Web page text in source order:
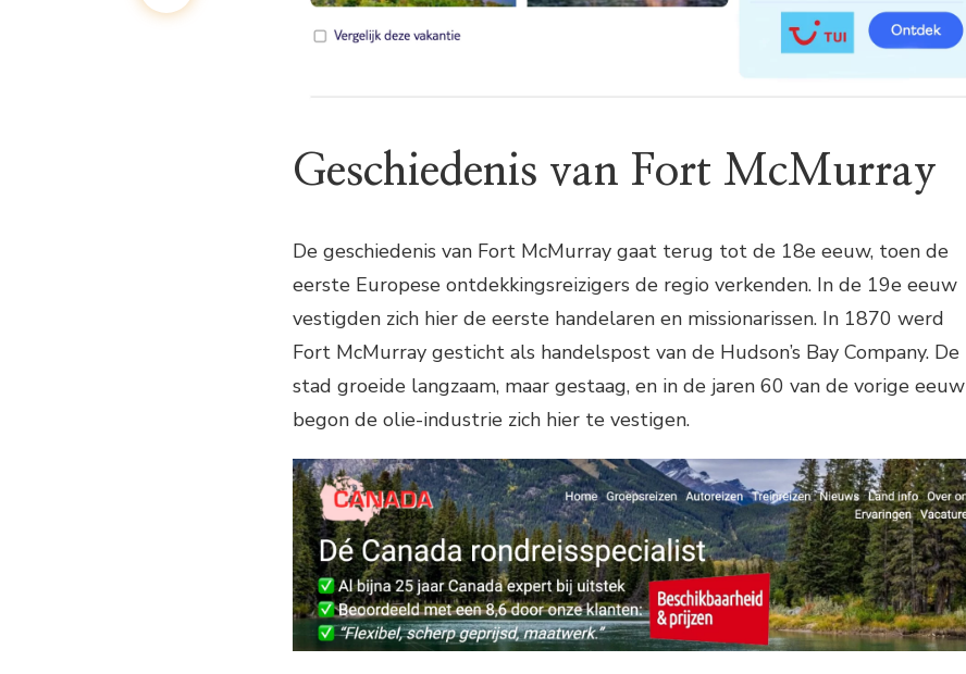
Geschiedenis van Fort McMurray
De geschiedenis van Fort McMurray gaat terug tot de 18e eeuw, toen de
eerste Europese ontdekkingsreizigers de regio verkenden. In de 19e eeuw
vestigden zich hier de eerste handelaren en missionarissen. In 1870 werd
Fort McMurray gesticht als handelspost van de Hudson’s Bay Company. De
stad groeide langzaam, maar gestaag, en in de jaren 60 van de vorige eeuw
begon de olie-industrie zich hier te vestigen.